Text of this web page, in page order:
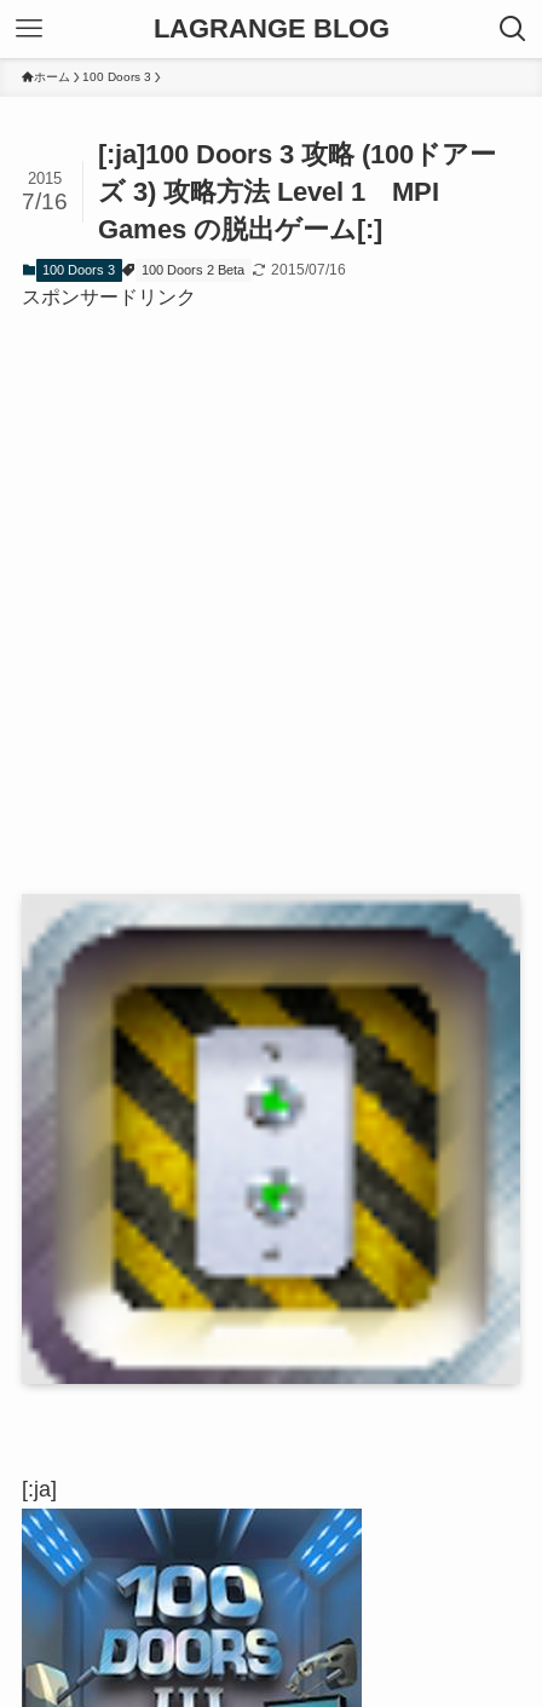
LAGRANGE BLOG
ホーム 100 Doors 3
[:ja]100 Doors 3 攻略 (100ドアー
ズ 3) 攻略方法 Level 1 MPI
Games の脱出ゲーム[:]
2015
7/16
100 Doors 3 100 Doors 2 Beta 2015/07/16
スポンサードリンク
[:ja]